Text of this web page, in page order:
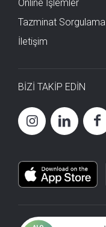
Online İşlemler
Tazminat Sorgulama
İletişim
BİZİ TAKİP EDİN